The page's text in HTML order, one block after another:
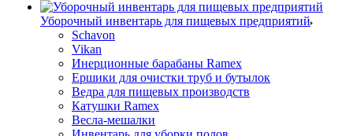
Уборочный инвентарь для пищевых предприятий
Schavon
Vikan
Инерционные барабаны Ramex
Ершики для очистки труб и бутылок
Ведра для пищевых производств
Катушки Ramex
Весла-мешалки